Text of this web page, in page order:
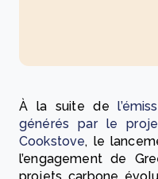
À la suite de
générés par le
Cookstove, le
l’engagement de